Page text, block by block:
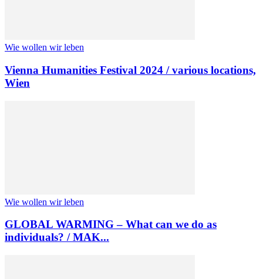
Wie wollen wir leben
Vienna Humanities Festival 2024 / various locations,
Wien
Wie wollen wir leben
GLOBAL WARMING – What can we do as
individuals? / MAK...